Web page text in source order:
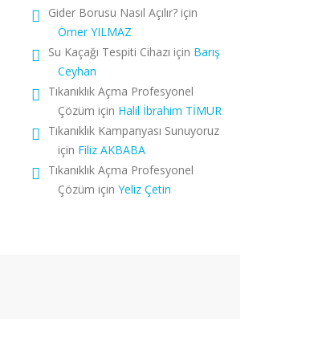
Gider Borusu Nasıl Açılır? için
Ömer YILMAZ
Su Kaçağı Tespiti Cihazı için Barış
Ceyhan
Tıkanıklık Açma Profesyonel
Çözüm için Halil İbrahim TİMUR
Tıkanıklık Kampanyası Sunuyoruz
için Filiz AKBABA
Tıkanıklık Açma Profesyonel
Çözüm için Yeliz Çetin